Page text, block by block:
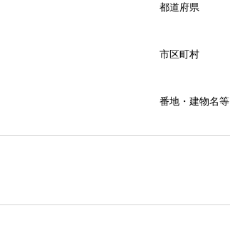
都道府県
市区町村
番地・建物名等